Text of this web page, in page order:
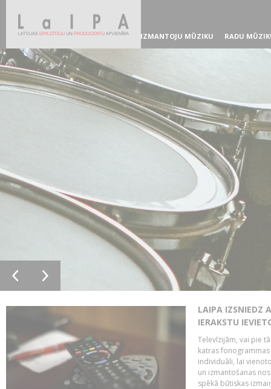
IZMANTOJU MŪZIKU RADU
LAIPA IZSNIEDZ
IERAKSTU
Televīzijām, vai pie
katras
individuāli, lai
un izmantošanas
spēkā būtiskas